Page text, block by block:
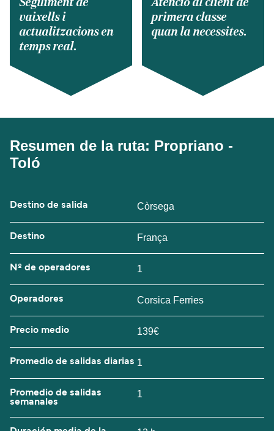
vaixells i
actualitzacions en
temps real.
primera classe
quan la necessites.
Resumen de la ruta: Propriano -
Toló
Destino de salida Còrsega
Destino França
Nº de operadores 1
Operadores Corsica Ferries
Precio medio 139€
Promedio de salidas diarias 1
Promedio de salidas
semanales
1